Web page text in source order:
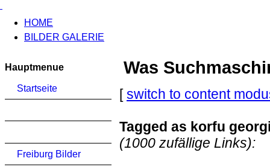
HOME
BILDER GALERIE
Hauptmenue
Startseite
Freiburg Bilder
Was
[switch to content
Tagged as korfu
(1000 zufällige Links):